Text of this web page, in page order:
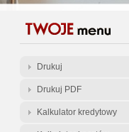
Drukuj
Drukuj PDF
Kalkulator kredytowy